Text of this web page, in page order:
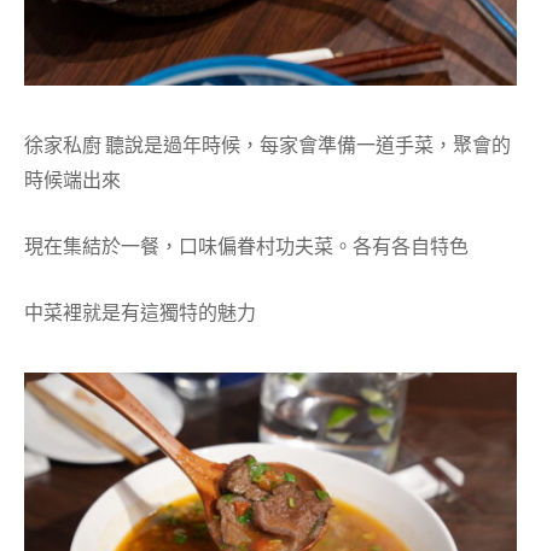
徐家私廚 聽說是過年時候，每家會準備一道手菜，聚會的
時候端出來
現在集結於一餐，口味偏眷村功夫菜。各有各自特色
中菜裡就是有這獨特的魅力